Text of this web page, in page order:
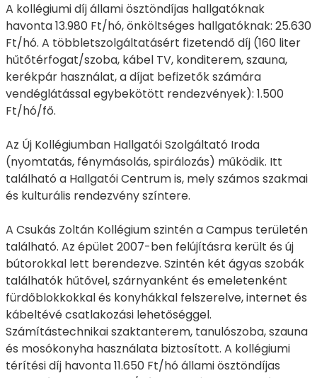
A kollégiumi díj állami ösztöndíjas hallgatóknak
havonta 13.980 Ft/hó, önköltséges hallgatóknak: 25.630
Ft/hó. A többletszolgáltatásért fizetendő díj (160 liter
hűtőtérfogat/szoba, kábel TV, konditerem, szauna,
kerékpár használat, a díjat befizetők számára
vendéglátással egybekötött rendezvények): 1.500
Ft/hó/fő.
Az Új Kollégiumban Hallgatói Szolgáltató Iroda
(nyomtatás, fénymásolás, spirálozás) működik. Itt
található a Hallgatói Centrum is, mely számos szakmai
és kulturális rendezvény színtere.
A Csukás Zoltán Kollégium szintén a Campus területén
található. Az épület 2007-ben felújításra került és új
bútorokkal lett berendezve. Szintén két ágyas szobák
találhatók hűtővel, szárnyanként és emeletenként
fürdőblokkokkal és konyhákkal felszerelve, internet és
kábeltévé csatlakozási lehetőséggel.
Számítástechnikai szaktanterem, tanulószoba, szauna
és mosókonyha használata biztosított. A kollégiumi
térítési díj havonta 11.650 Ft/hó állami ösztöndíjas